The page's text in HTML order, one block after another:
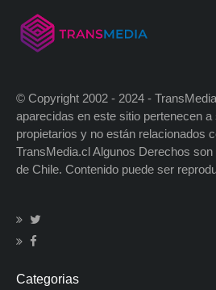
© Copyright 2002 - 2024 -
aparecidas en este sitio pertenecen
propietarios y no están relacionados
TransMedia.cl Algunos Derechos
de Chile. Contenido puede ser
Categorias